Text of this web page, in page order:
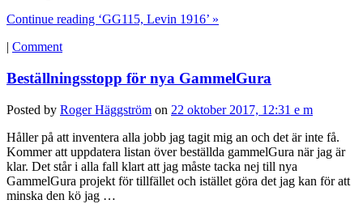
Continue reading ‘GG115, Levin 1916’ »
| Comment
Beställningsstopp för nya GammelGura
Posted by Roger Häggström on 22 oktober 2017, 12:31 e m
Håller på att inventera alla jobb jag tagit mig an och det är inte få.
Kommer att uppdatera listan över beställda gammelGura när jag är
klar. Det står i alla fall klart att jag måste tacka nej till nya
GammelGura projekt för tillfället och istället göra det jag kan för att
minska den kö jag …